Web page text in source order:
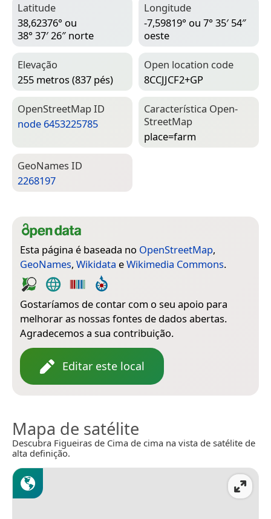
Latitude
38,62376° ou
38° 37′ 26″ norte
Longitude
-7,59819° ou 7° 35′ 54″
oeste
Elevação
255 metros (837 pés)
Open location code
8CCJJCF2+GP
Open­Street­Map ID
node 6453225785
Característica Open­
Street­Map
place=­farm
Geo­Names ID
2268197
Esta página é baseada no OpenStreetMap,
GeoNames, Wikidata eWikimedia Commons.
Gostaríamos de contar com o seu apoio para
melhorar as nossas fontes de dados abertas.
Agradecemos a sua contribuição.
Editar este local
Mapa de satélite
Descubra Figueiras de Cima de cima na vista de satélite de
alta definição.